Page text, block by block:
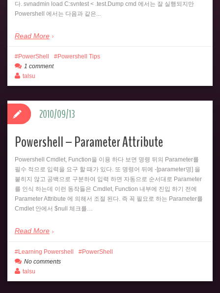
다. svnadmin load C:svntest < .test.Dump cmd 에서는 잘 실행되지만
Powershell 에서는 다음과 같은...
Read More
PowerShell
Powershell Tips
1 comment
talsu
Powershell – Parameter Attribute
Powershell Cmdlet, Function을 이용 하다 보면 명령 뒤의 Parameter를
필수 적으로 입력을 요구 할 때가 있다. 또 명령어 뒤에 -[parameter명] 을
붙히지 않고 공백으로 구분하여 입력 하면 자동으로 순서대로 Parameter
를 인식 하는데 이런 동작들은 Cmdlet, Function 내부에 진입 하기 전에
Parameter Attribute 에 의해서 조절 된다. 즉 꼭 필요로 하는 Parameter를
Cmdlet 안에서 $null 체크를…
Read More
2010/09/13
Learning Powershell
PowerShell
No comments
talsu